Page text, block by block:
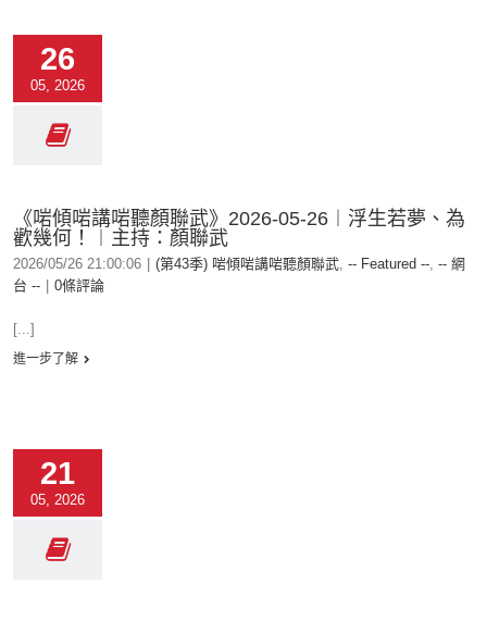
26
05, 2026
《啱傾啱講啱聽顏聯武》2026-05-26︱浮生若夢、為
歡幾何！︱主持：顏聯武
2026/05/26 21:00:06 (第43季) 啱傾啱講啱聽顏聯武, -- Featured --, -- 網
台 --
0條評論
[...]
進一步了解
21
05, 2026